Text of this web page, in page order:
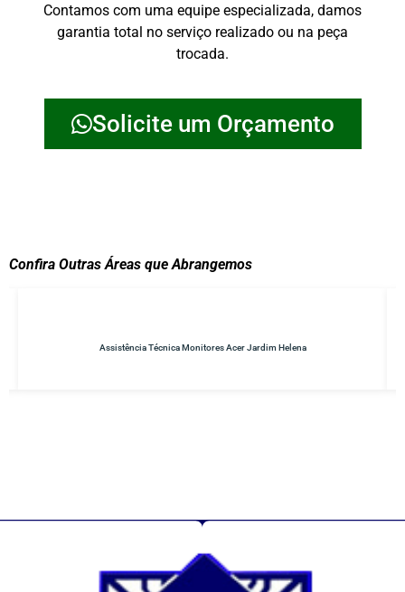
Contamos com uma equipe especializada, damos
garantia total no serviço realizado ou na peça
trocada.
Solicite um Orçamento
Confira Outras Áreas que Abrangemos
Assistência Técnica Monitores Acer Jardim Helena